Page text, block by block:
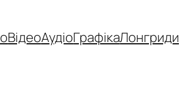
ВідеоАудіоГрафікаЛонгриди